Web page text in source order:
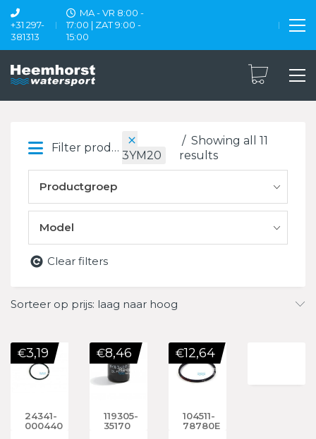
+31 297-
381313
MA - VR 8:00 -
17:00 | ZAT 9:00 -
15:00
Filter products
3YM20
Showing all 11
results
Productgroep
Model
Clear filters
Sorteer op prijs: laag naar hoog
24341-
000440
€3,19
119305-
35170
€8,46
104511-
78780E
€12,64